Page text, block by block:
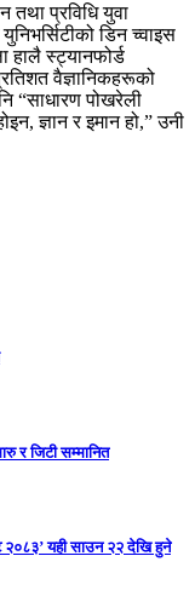
तथा प्रविधि युवा
डिन च्वाइस
हालै स्ट्यानफोर्ड
वैज्ञानिकहरूको
“साधारण पोखरेली
ज्ञान र इमान हो,” उनी
र जिटी सम्मानित
२०८३’ यही साउन २२ देखि हुने